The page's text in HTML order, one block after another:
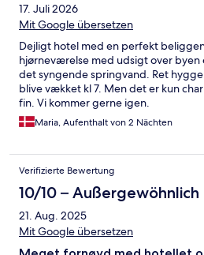
17. Juli 2026
Mit Google übersetzen
Dejligt hotel med en perfekt
hjørneværelse med udsigt over
det syngende springvand. Ret
blive vækket kl 7. Men det er kun
fin. Vi kommer gerne igen.
Maria, Aufenthalt von 2 Nächten
Verifizierte Bewertung
10/10 – Außergewöhnlich
21. Aug. 2025
Mit Google übersetzen